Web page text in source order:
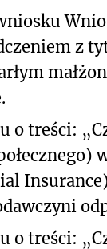
z
o treści:
o treści: